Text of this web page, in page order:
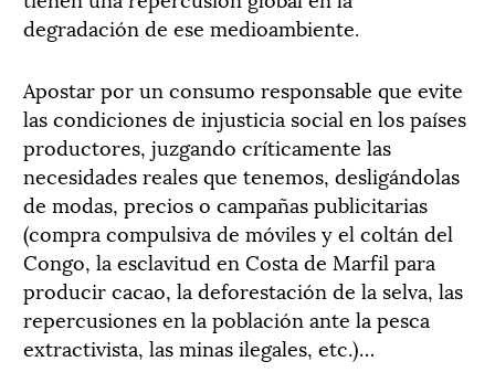
degradación de ese medioambiente.
Apostar por un consumo responsable que evite
las condiciones de injusticia social en los países
productores, juzgando críticamente las
necesidades reales que tenemos, desligándolas
de modas, precios o campañas publicitarias
(compra compulsiva de móviles y el coltán del
Congo, la esclavitud en Costa de Marfil para
producir cacao, la deforestación de la selva, las
repercusiones en la población ante la pesca
extractivista, las minas ilegales, etc.)…